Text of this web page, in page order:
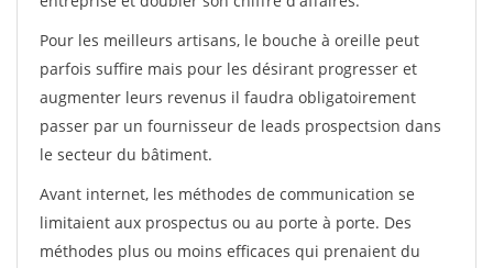
Pour les meilleurs artisans, le bouche à oreille peut
parfois suffire mais pour les désirant progresser et
augmenter leurs revenus il faudra obligatoirement
passer par un fournisseur de leads prospectsion dans
le secteur du bâtiment.
Avant internet, les méthodes de communication se
limitaient aux prospectus ou au porte à porte. Des
méthodes plus ou moins efficaces qui prenaient du